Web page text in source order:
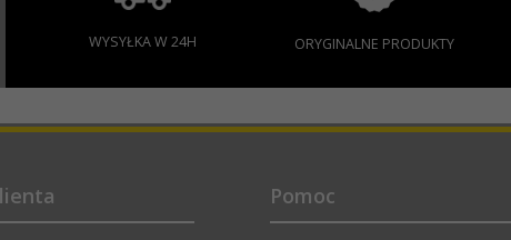
WYSYŁKA W 24H ORYGINALNE PRODUKTY
Pomoc